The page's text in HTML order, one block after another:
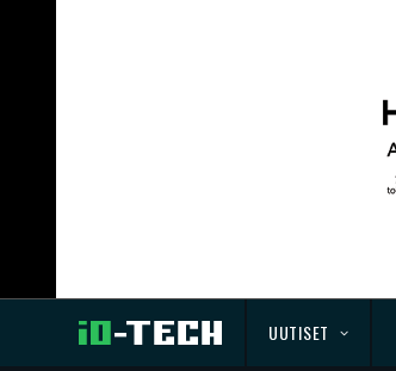
UUTISET